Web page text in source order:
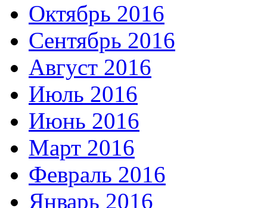
Октябрь 2016
Сентябрь 2016
Август 2016
Июль 2016
Июнь 2016
Март 2016
Февраль 2016
Январь 2016